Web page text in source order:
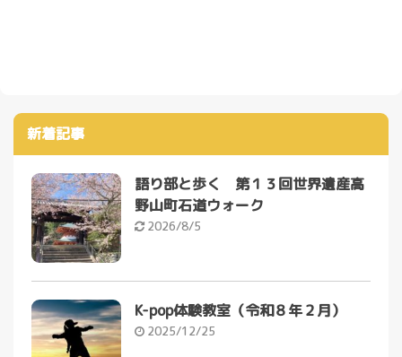
新着記事
語り部と歩く 第１３回世界遺産高
野山町石道ウォーク
2026/8/5
K-pop体験教室（令和８年２月）
2025/12/25